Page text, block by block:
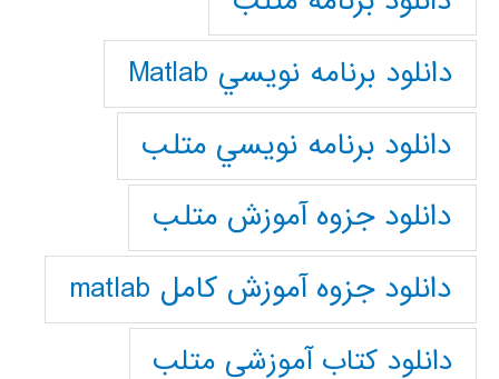
دانلود برنامه نويسي Matlab
دانلود برنامه نويسي متلب
دانلود جزوه آموزش متلب
دانلود جزوه آموزش کامل matlab
دانلود كتاب آموزشي متلب